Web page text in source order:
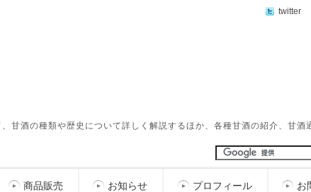
twitter
甘酒の種類や歴史について詳しく解説するほか、各種甘酒の紹介、甘酒
商品販売 お知らせ プロフィール お